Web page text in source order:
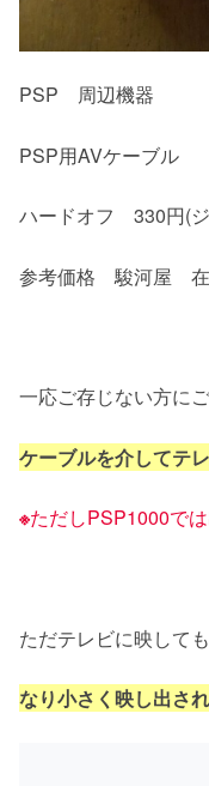
PSP 周辺機器
PSP用AVケーブル
ハードオフ 330円(
参考価格 駿河屋 在
一応ご存じない方に
ケーブルを介してテ
※ただしPSP1000で
ただテレビに映しても
なり小さく 映し出さ